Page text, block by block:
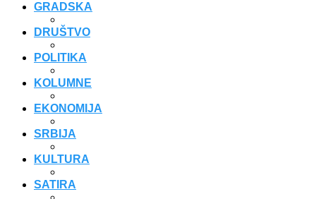
GRADSKA
DRUŠTVO
POLITIKA
KOLUMNE
EKONOMIJA
SRBIJA
KULTURA
SATIRA